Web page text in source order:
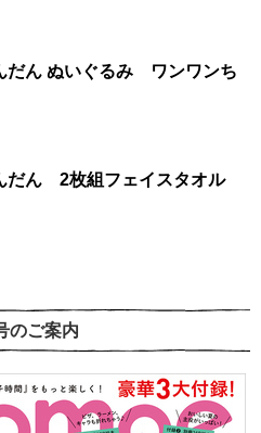
だん ぬいぐるみ ワンワンち
だん 2枚組フェイスタオル
のご案内